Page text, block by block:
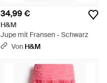
34,99 €
H&M
Jupe mit Fransen - Schwarz
Von H&M